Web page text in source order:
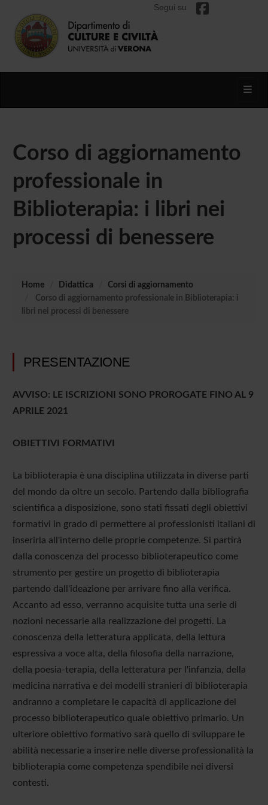
Segui su
Corso di aggiornamento
professionale in
Biblioterapia: i libri nei
processi di benessere
Home Didattica
Corsi di aggiornamento
Corso di aggiornamento professionale in Biblioterapia: i
libri nei processi di benessere
PRESENTAZIONE
AVVISO: LE ISCRIZIONI SONO PROROGATE FINO AL 9
APRILE 2021
OBIETTIVI FORMATIVI
La biblioterapia è una disciplina utilizzata in diverse parti
del mondo da oltre un secolo. Partendo dalla bibliografia
scientifica a disposizione, sono stati fissati degli obiettivi
formativi in grado di permettere ai professionisti italiani di
inserirla all'interno delle proprie competenze. Si partirà
dalla conoscenza del processo biblioterapeutico come
strumento per gestire un progetto di biblioterapia
partendo dall'ideazione per arrivare fino alla verifica.
Accanto ad esso, verranno acquisite tutta una serie di
nozioni necessarie alla realizzazione dei progetti. La
conoscenza della letteratura applicata, della lettura
espressiva a voce alta, della filosofia della narrazione,
della poesia-terapia, della letteratura per l'infanzia, della
medicina narrativa e dei modelli stranieri di biblioterapia
andranno a completare le capacità di applicazione del
processo biblioterapeutico quale obiettivo primario. Un
ulteriore obiettivo formativo sarà quello di sviluppare le
abilità necessarie a inserire nelle diverse professionalità la
biblioterapia come competenza spendibile nei diversi
contesti.